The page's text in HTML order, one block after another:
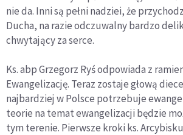
nie da. Inni są pełni nadziei, że
Ducha, na razie odczuwalny bardzo
chwytający za serce.
Ks. abp Grzegorz Ryś odpowiada z
Ewangelizację. Teraz zostaje głową
najbardziej w Polsce potrzebuje
teorie na temat ewangelizacji będzie
tym terenie. Pierwsze kroki ks.